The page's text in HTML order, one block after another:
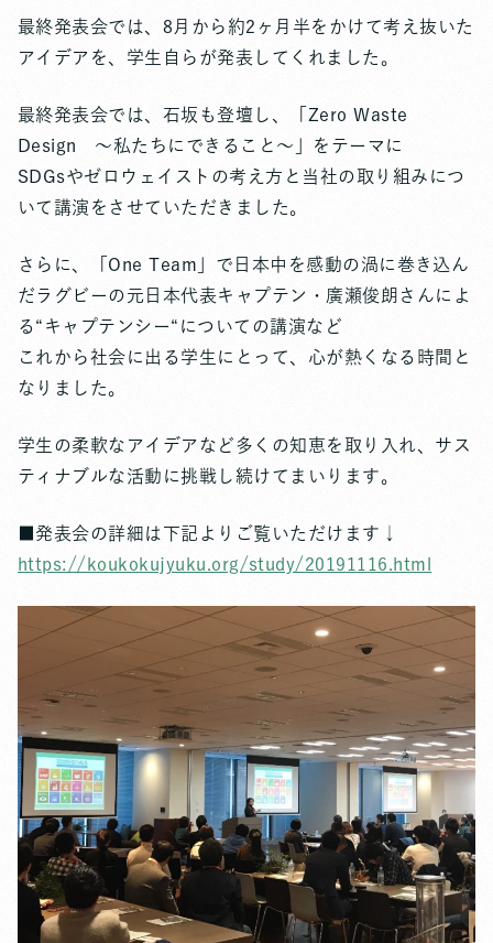
最終発表会では、8月から約2ヶ月半をかけて考え抜いた
アイデアを、学生自らが発表してくれました。
最終発表会では、石坂も登壇し、「Zero Waste
Design ～私たちにできること～」をテーマに
SDGsやゼロウェイストの考え方と当社の取り組みにつ
いて講演をさせていただきました。
さらに、「One Team」で日本中を感動の渦に巻き込ん
だラグビーの元日本代表キャプテン・廣瀬俊朗さんによ
る“キャプテンシー“についての講演など
これから社会に出る学生にとって、心が熱くなる時間と
なりました。
学生の柔軟なアイデアなど多くの知恵を取り入れ、サス
ティナブルな活動に挑戦し続けてまいります。
■発表会の詳細は下記よりご覧いただけます↓
https://koukokujyuku.org/study/20191116.html